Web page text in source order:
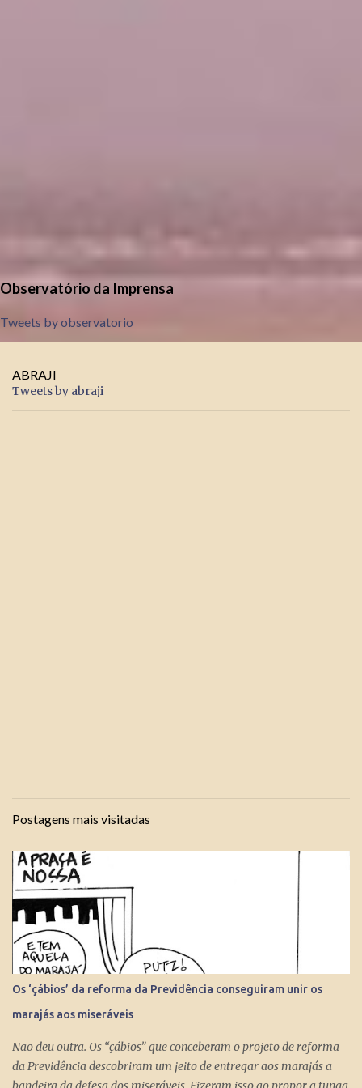
Observatório da Imprensa
Tweets by observatorio
ABRAJI
Tweets by abraji
Postagens mais visitadas
Os ‘çábios’ da reforma da Previdência conseguiram unir os
marajás aos miseráveis
Não deu outra. Os “çábios” que conceberam o projeto de reforma
da Previdência descobriram um jeito de entregar aos marajás a